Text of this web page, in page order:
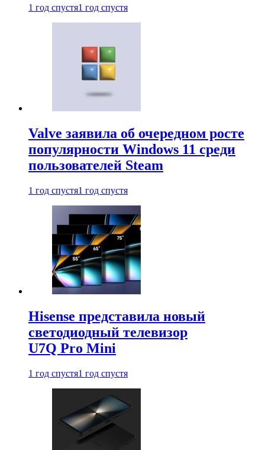
1 год спустя1 год спустя
Valve заявила об очередном росте
популярности Windows 11 среди
пользователей Steam
1 год спустя1 год спустя
Hisense представила новый
светодиодный телевизор
U7Q Pro Mini
1 год спустя1 год спустя